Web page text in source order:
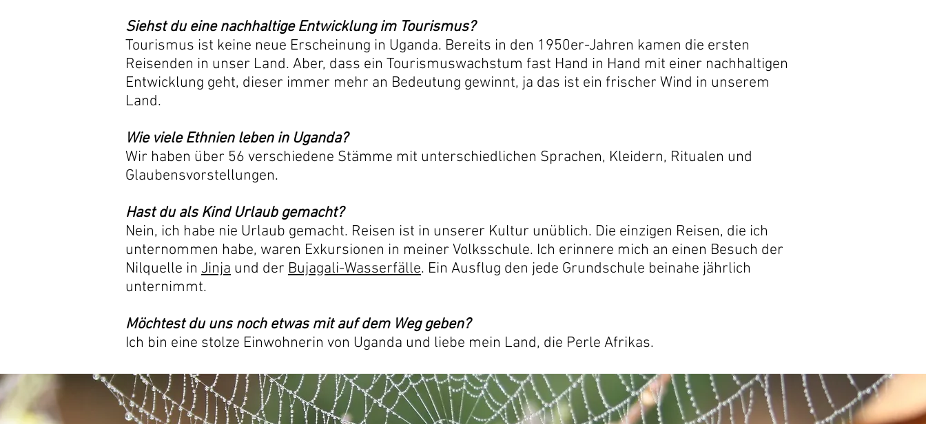
Siehst du eine nachhaltige Entwicklung im Tourismus?
Tourismus ist keine neue Erscheinung in Uganda. Bereits in den 1950er-Jahren kamen die ersten
Reisenden in unser Land. Aber, dass ein Tourismuswachstum fast Hand in Hand mit einer nachhaltigen
Entwicklung geht, dieser immer mehr an Bedeutung gewinnt, ja das ist ein frischer Wind in unserem
Land.
Wie viele Ethnien leben in Uganda?
Wir haben über 56 verschiedene Stämme mit unterschiedlichen Sprachen, Kleidern, Ritualen und
Glaubensvorstellungen.
Hast du als Kind Urlaub gemacht?
Nein, ich habe nie Urlaub gemacht. Reisen ist in unserer Kultur unüblich. Die einzigen Reisen, die ich
unternommen habe, waren Exkursionen in meiner Volksschule. Ich erinnere mich an einen Besuch der
Nilquelle in Jinja und der Bujagali-Wasserfälle. Ein Ausflug den jede Grundschule beinahe jährlich
unternimmt.
Möchtest du uns noch etwas mit auf dem Weg geben?
Ich bin eine stolze Einwohnerin von Uganda und liebe mein Land, die Perle Afrikas.